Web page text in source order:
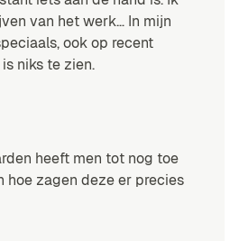
van het werk… In mijn
ook op recent
niks te zien.
heeft men tot nog toe
hoe zagen deze er precies